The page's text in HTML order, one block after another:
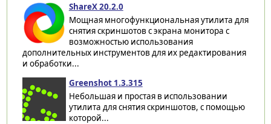
ShareX 20.2.0
Мощная многофункциональная утилита для
снятия скриншотов с экрана монитора с
возможностью использования
дополнительных инструментов для их редактирования
и обработки...
Greenshot 1.3.315
Небольшая и простая в использовании
утилита для снятия скриншотов, с помощью
которой...